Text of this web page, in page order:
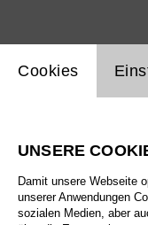
Biographie
Einstellung
Cookies
UNSERE
Damit unsere Webseite
unserer Anwendungen
sozialen Medien, aber